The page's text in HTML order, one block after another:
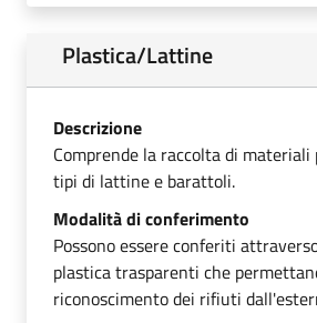
Plastica/Lattine
Descrizione
Comprende la raccolta di
tipi di lattine e barattoli.
Modalità di conferimento
Possono essere conferiti
plastica trasparenti che
riconoscimento dei rifiuti